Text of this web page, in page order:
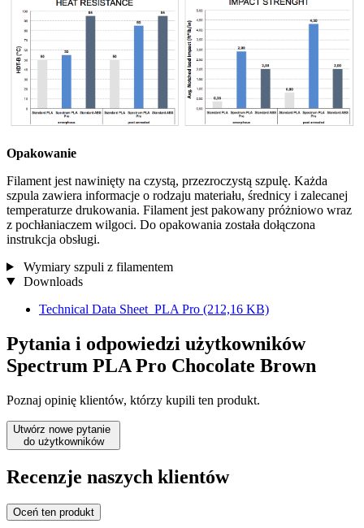
Opakowanie
Filament jest nawinięty na czystą, przezroczystą szpulę. Każda
szpula zawiera informacje o rodzaju materiału, średnicy i zalecanej
temperaturze drukowania. Filament jest pakowany próżniowo wraz
z pochłaniaczem wilgoci. Do opakowania została dołączona
instrukcja obsługi.
Wymiary szpuli z filamentem
Downloads
Technical Data Sheet_PLA Pro (212,16 KB)
Pytania i odpowiedzi użytkowników
Spectrum PLA Pro Chocolate Brown
Poznaj opinię klientów, którzy kupili ten produkt.
Utwórz nowe pytanie
do użytkowników
Recenzje naszych klientów
Oceń ten produkt